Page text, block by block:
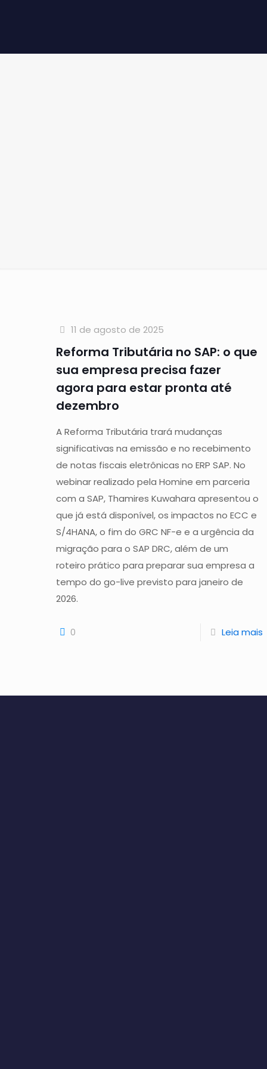
11 de agosto de 2025
Reforma Tributária no SAP: o que
sua empresa precisa fazer
agora para estar pronta até
dezembro
A Reforma Tributária trará mudanças
significativas na emissão e no recebimento
de notas fiscais eletrônicas no ERP SAP. No
webinar realizado pela Homine em parceria
com a SAP, Thamires Kuwahara apresentou o
que já está disponível, os impactos no ECC e
S/4HANA, o fim do GRC NF-e e a urgência da
migração para o SAP DRC, além de um
roteiro prático para preparar sua empresa a
tempo do go-live previsto para janeiro de
2026.
0 Leia mais